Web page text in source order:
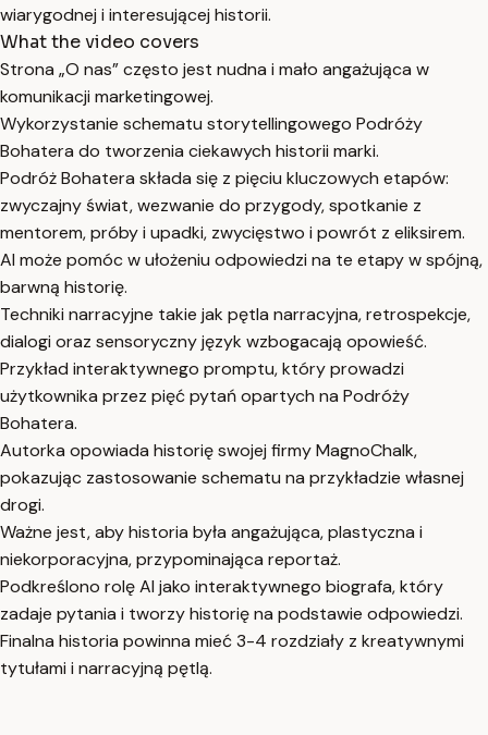
wiarygodnej i interesującej historii.
What the video covers
Strona „O nas” często jest nudna i mało angażująca w
komunikacji marketingowej.
Wykorzystanie schematu storytellingowego Podróży
Bohatera do tworzenia ciekawych historii marki.
Podróż Bohatera składa się z pięciu kluczowych etapów:
zwyczajny świat, wezwanie do przygody, spotkanie z
mentorem, próby i upadki, zwycięstwo i powrót z eliksirem.
AI może pomóc w ułożeniu odpowiedzi na te etapy w spójną,
barwną historię.
Techniki narracyjne takie jak pętla narracyjna, retrospekcje,
dialogi oraz sensoryczny język wzbogacają opowieść.
Przykład interaktywnego promptu, który prowadzi
użytkownika przez pięć pytań opartych na Podróży
Bohatera.
Autorka opowiada historię swojej firmy MagnoChalk,
pokazując zastosowanie schematu na przykładzie własnej
drogi.
Ważne jest, aby historia była angażująca, plastyczna i
niekorporacyjna, przypominająca reportaż.
Podkreślono rolę AI jako interaktywnego biografa, który
zadaje pytania i tworzy historię na podstawie odpowiedzi.
Finalna historia powinna mieć 3-4 rozdziały z kreatywnymi
tytułami i narracyjną pętlą.